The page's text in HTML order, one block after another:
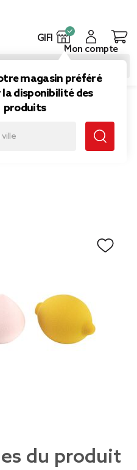
GIFI
magasin préféré
disponibilité des
produits
Mon compte
forme
modèles)
du produit